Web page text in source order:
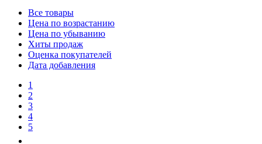
Все товары
Цена по возрастанию
Цена по убыванию
Хиты продаж
Оценка покупателей
Дата добавления
1
2
3
4
5